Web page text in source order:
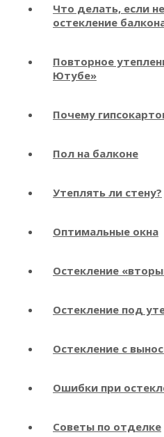
Что делать, если
остекление
Повторное
Ютубе»
Почему
Пол на балконе
Утеплять ли стену?
Оптимальные окна
Остекление
Остекление под
Остекление с
Ошибки при
Советы по отделке